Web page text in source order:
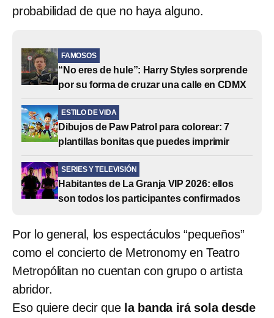
probabilidad de que no haya alguno.
FAMOSOS
“No eres de hule”: Harry Styles sorprende
por su forma de cruzar una calle en CDMX
ESTILO DE VIDA
Dibujos de Paw Patrol para colorear: 7
plantillas bonitas que puedes imprimir
SERIES Y TELEVISIÓN
Habitantes de La Granja VIP 2026: ellos
son todos los participantes confirmados
Por lo general, los espectáculos “pequeños”
como el concierto de Metronomy en Teatro
Metropólitan no cuentan con grupo o artista
abridor.
Eso quiere decir que la banda irá sola desde